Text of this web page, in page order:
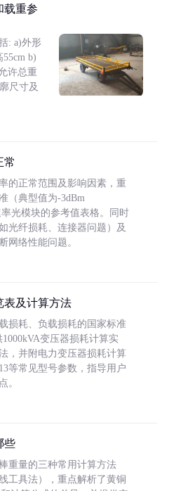
载重参
: a)外形
b)
许总重
尺寸及
常
的正常范围及影响因素，重
（典型值为-3dBm
光模块的参考值表格。同时
光纤损耗、连接器问题）及
网络性能问题。
表及计算方法
损耗、负载损耗的国家标准
1000kVA变压器损耗计算实
，并附电力变压器损耗计算
等常见型号参数，指导用户
。
些
重量的三种常用计算方法
工具法），重点解析了黄铜